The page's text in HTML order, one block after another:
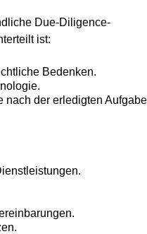
Due-Diligence-
ist:
Bedenken.
nach der erledigten Aufgabe